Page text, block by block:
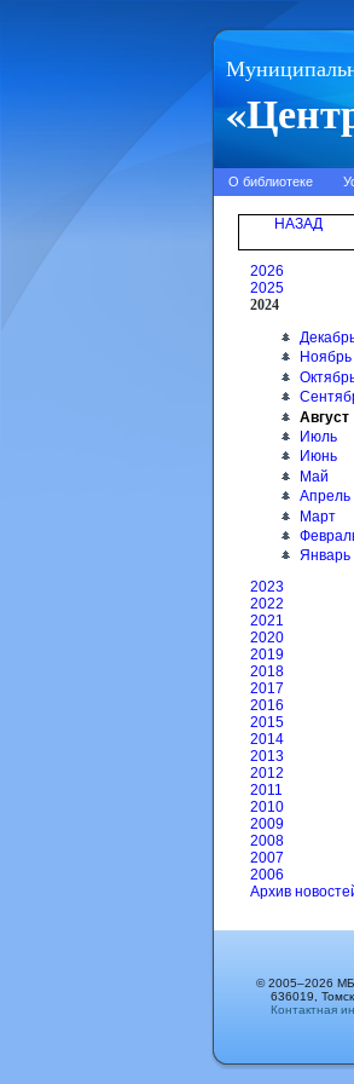
О библиотеке
НАЗАД
2026
2025
2024
Ноябрь
Август
Июль
Июнь
Май
Апрель
Март
Январь
2023
2022
2021
2020
2019
2018
2017
2016
2015
2014
2013
2012
2011
2010
2009
2008
2007
2006
Архив
© 2005–2026
636019,
Контактная